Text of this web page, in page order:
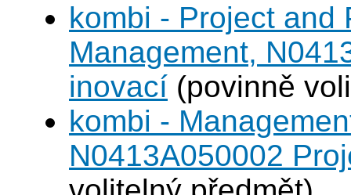
kombi - Project and
Management,
inovací (povinně
kombi -
N0413A050002